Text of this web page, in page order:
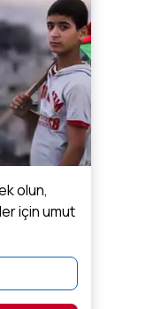
olun,
için umut